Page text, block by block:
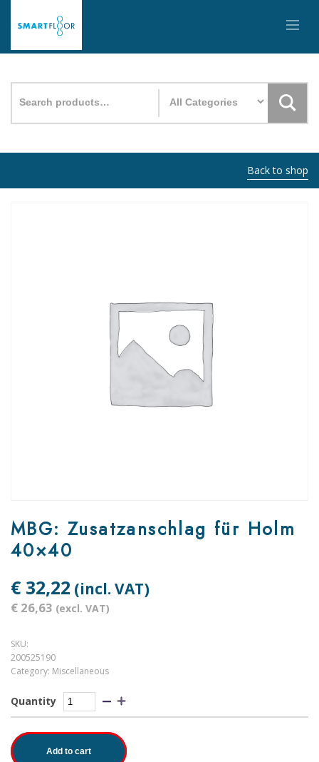
for:
Back to shop
MBG: Zusatzanschlag für Holm
40×40
€ 32,22 (incl. VAT)
€ 26,63 (excl. VAT)
SKU:
200525190
Category: Miscellaneous
Quantity
Add to cart